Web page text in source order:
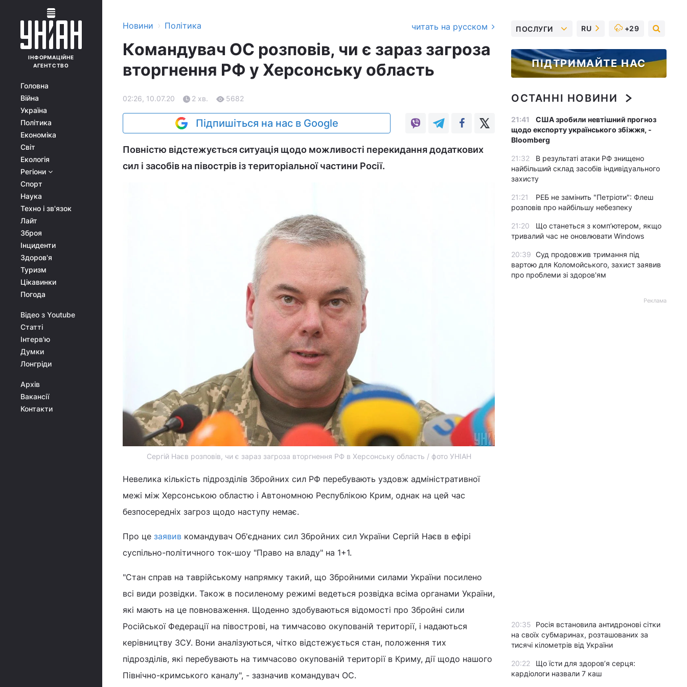
ІНФОРМАЦІЙНЕ
АГЕНТСТВО
Головна
Війна
Україна
Політика
Економіка
Світ
Екологія
Регіони
Спорт
Наука
Техно і зв'язок
Лайт
Зброя
Інциденти
Здоров'я
Туризм
Цікавинки
Погода
Відео з Youtube
Статті
Інтерв'ю
Думки
Лонгріди
Архів
Вакансії
Контакти
Новини › Політика читать на русском
Командувач ОС розповів, чи є зараз загроза
вторгнення РФ у Херсонську область
02:26, 10.07.20 2 хв. 5682
Підпишіться на нас в Google
Повністю відстежується ситуація щодо можливості перекидання додаткових
сил і засобів на півострів із територіальної частини Росії.
Сергій Наєв розповів, чи є зараз загроза вторгнення РФ в Херсонську область / фото УНІАН
Невелика кількість підрозділів Збройних сил РФ перебувають уздовж адміністративної
межі між Херсонською областю і Автономною Республікою Крим, однак на цей час
безпосередніх загроз щодо наступу немає.
Про це заявив командувач Об'єднаних сил Збройних сил України Сергій Наєв в ефірі
суспільно-політичного ток-шоу "Право на владу" на 1+1.
"Стан справ на таврійському напрямку такий, що Збройними силами України посилено
всі види розвідки. Також в посиленому режимі ведеться розвідка всіма органами України,
які мають на це повноваження. Щоденно здобуваються відомості про Збройні сили
Російської Федерації на півострові, на тимчасово окупованій території, і надаються
керівництву ЗСУ. Вони аналізуються, чітко відстежується стан, положення тих
підрозділів, які перебувають на тимчасово окупованій території в Криму, дії щодо нашого
Північно-кримського каналу", - зазначив командувач ОС.
ПОСЛУГИ RU +29
ПІДТРИМАЙТЕ НАС
ОСТАННІ НОВИНИ
21:41
США зробили невтішний прогноз
щодо експорту українського збіжжя, -
Bloomberg
21:32
В результаті атаки РФ знищено
найбільший склад засобів індивідуального
захисту
21:21
РЕБ не замінить "Петріоти": Флеш
розповів про найбільшу небезпеку
21:20
Що станеться з комп’ютером, якщо
тривалий час не оновлювати Windows
20:39 Суд продовжив тримання під
вартою для Коломойського, захист заявив
про проблеми зі здоров'ям
Реклама
20:35
Росія встановила антидронові сітки
на своїх субмаринах, розташованих за
тисячі кілометрів від України
20:22
Що їсти для здоров’я серця:
кардіологи назвали 7 каш